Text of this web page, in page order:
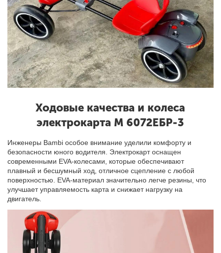
Ходовые качества и колеса
электрокарта М 6072ЕБР-3
Инженеры Bambi особое внимание уделили комфорту и
безопасности юного водителя. Электрокарт оснащен
современными EVA-колесами, которые обеспечивают
плавный и бесшумный ход, отличное сцепление с любой
поверхностью. EVA-материал значительно легче резины, что
улучшает управляемость карта и снижает нагрузку на
двигатель.